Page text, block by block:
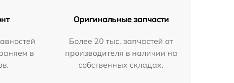
в
Оригинальные запчасти
Более 20 тыс. запчастей от
производителя в наличии на
собственных складах.